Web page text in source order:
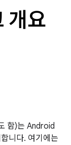
개요
함)는 Android
니다. 여기에는